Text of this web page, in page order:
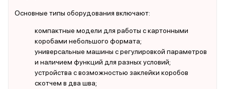
Основные типы оборудования включают:
компактные модели для работы с картонными
коробами небольшого формата;
универсальные машины с регулировкой параметров
и наличием функций для разных условий;
устройства с возможностью заклейки коробов
скотчем в два шва;